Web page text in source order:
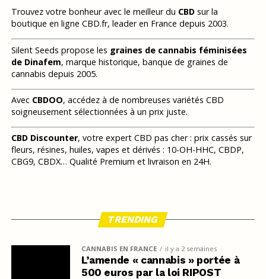
Trouvez votre bonheur avec le meilleur du CBDsur la
boutique en ligne CBD.fr, leader en France depuis 2003.
Silent Seeds propose les graines de cannabis féminisées
de Dinafem, marque historique, banque de graines de
cannabis depuis 2005.
Avec CBDOO, accédez à de nombreuses variétés CBD
soigneusement sélectionnées à un prix juste.
CBD Discounter, votre expert CBD pas cher : prix cassés sur
fleurs, résines, huiles, vapes et dérivés : 10-OH-HHC, CBDP,
CBG9, CBDX… Qualité Premium et livraison en 24H.
TRENDING
CANNABIS EN FRANCE il y a 2 semaines
L’amende « cannabis » portée à
500 euros par la loi RIPOST